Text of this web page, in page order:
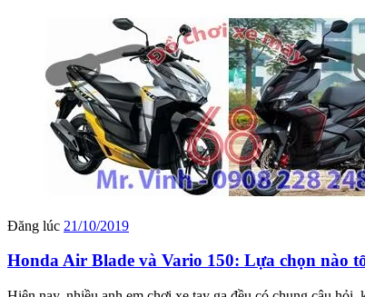
Đăng lúc 21/10/2019
Honda Air Blade và Vario 150: Lựa chọn nào